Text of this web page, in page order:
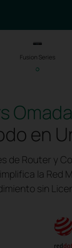
Fusion Series
en
de Router y
la Red
sin